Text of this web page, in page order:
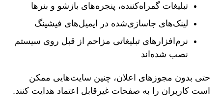
تبلیغات گمراه‌کننده، پنجره‌های بازشو و بنرها
لینک‌های جاسازی‌شده در ایمیل‌های فیشینگ
نرم‌افزارهای تبلیغاتی مزاحم از قبل روی سیستم
نصب شده‌اند
حتی بدون مجوزهای اعلان، چنین سایت‌هایی ممکن
است کاربران را به صفحات غیرقابل اعتماد هدایت کنند.